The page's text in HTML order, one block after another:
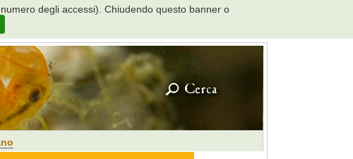
degli accessi). Chiudendo questo banner o